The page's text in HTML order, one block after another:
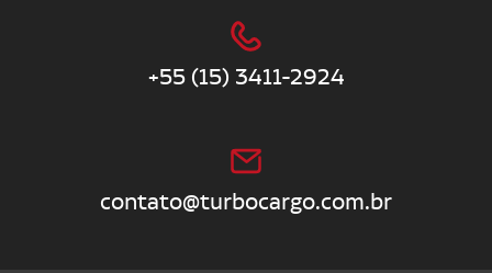
+55 (15) 3411-2924
contato@turbocargo.com.br